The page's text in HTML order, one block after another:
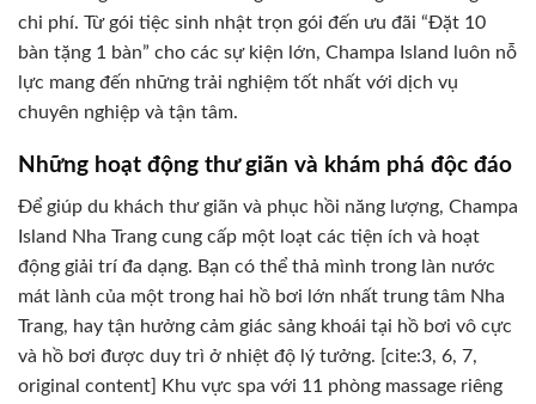
chi phí. Từ gói tiệc sinh nhật trọn gói đến ưu đãi “Đặt 10
bàn tặng 1 bàn” cho các sự kiện lớn, Champa Island luôn nỗ
lực mang đến những trải nghiệm tốt nhất với dịch vụ
chuyên nghiệp và tận tâm.
Những hoạt động thư giãn và khám phá độc đáo
Để giúp du khách thư giãn và phục hồi năng lượng, Champa
Island Nha Trang cung cấp một loạt các tiện ích và hoạt
động giải trí đa dạng. Bạn có thể thả mình trong làn nước
mát lành của một trong hai hồ bơi lớn nhất trung tâm Nha
Trang, hay tận hưởng cảm giác sảng khoái tại hồ bơi vô cực
và hồ bơi được duy trì ở nhiệt độ lý tưởng. [cite:3, 6, 7,
original content] Khu vực spa với 11 phòng massage riêng